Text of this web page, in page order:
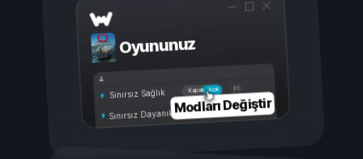
Oyununuz
Açık
Kapalı
Sınırsız Sağlık
Sınırsız DayanıklılıkModları Değiştir